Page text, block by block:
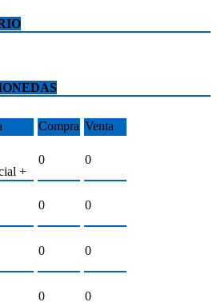
Compra Venta
+
0 0
0 0
0 0
0 0